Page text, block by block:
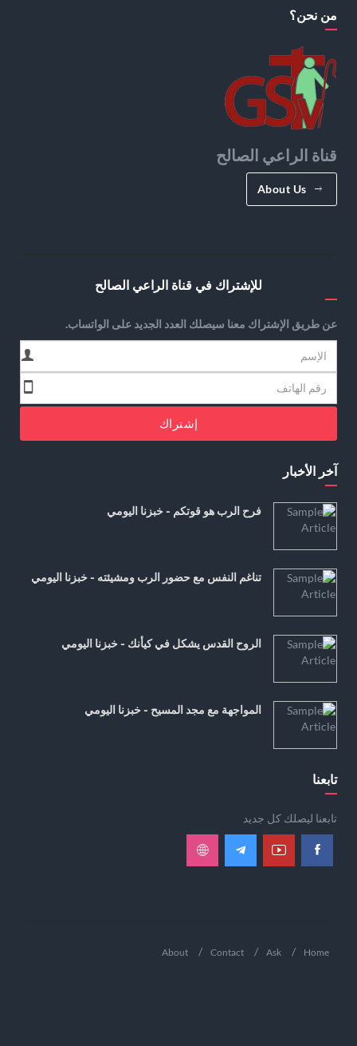
من نحن؟
قناة الراعي الصالح
About Us
للإشتراك في قناة الراعي الصالح
عن طريق الإشتراك معنا سيصلك العدد الجديد على الواتساب.
إشتراك
آخر الأخبار
فرح الرب هو قوتكم - خبزنا اليومي
تناغم النفس مع حضور الرب ومشيئته - خبزنا اليومي
الروح القدس يشكل في كيأنك - خبزنا اليومي
المواجهة مع مجد المسيح - خبزنا اليومي
تابعنا
تابعنا ليصلك كل جديد
Home
Ask
Contact
About